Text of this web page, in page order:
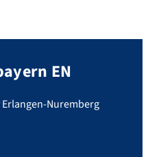
EN
Nuremberg